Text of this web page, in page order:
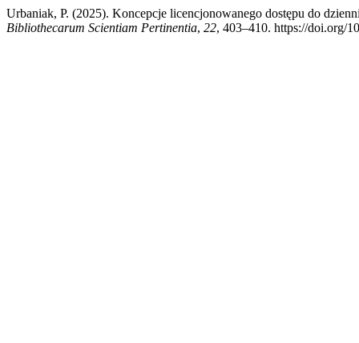
Urbaniak, P. (2025). Koncepcje licencjonowanego dostępu do
Bibliothecarum Scientiam Pertinentia, 22, 403–410. https://doi.org/